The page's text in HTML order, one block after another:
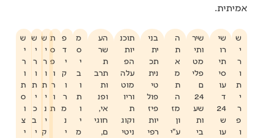
אמיתית.
ש
י
ר
ו
ת
י
ר
פ
ו
שי
רו
תי
סי
עו
ד
24
ש
עו
שיר
ותי
מט
פלי
ם
24
שע
ות
בי
ה
ת
א
מ
ת
ה
מז
ון
ע"י
בני
ית
תכ
נית
טי
פול
פיז
יות
רפי
תוכנ
יות
הפ
עלה
מוט
וריו
ת
וקוג
ניטי
הע
שר
ת
תרב
ות
ופנ
אי,
חוגי
ם,
מ
ס
י
ב
ו
ת
ו
י
מ
פ
ד
י
ק
ו
ר
מ
נ
י
ת
ס
פ
ו
ר
ו
ת
ש
י
ר
ו
ת
י
נ
י
ק
ש
י
ר
ו
ת
י
כ
ב
י
ש
י
ר
ו
ת
ס
ו
צ
י